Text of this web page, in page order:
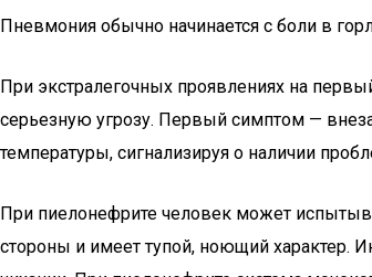
Пневмония обычно начинается с боли в
При экстралегочных проявлениях на
серьезную угрозу. Первый симптом —
температуры, сигнализируя о наличии
При пиелонефрите человек может
стороны и имеет тупой, ноющий характер.